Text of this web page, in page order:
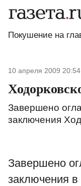
Покушение на
10 апреля 2009 20:54
Завершено
заключения
Завершено
заключения